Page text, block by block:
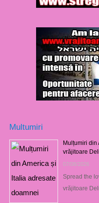
Multumiri
Mulțumiri din
vrăjitoare
07/08/2026
Spread the
vrăjitoare